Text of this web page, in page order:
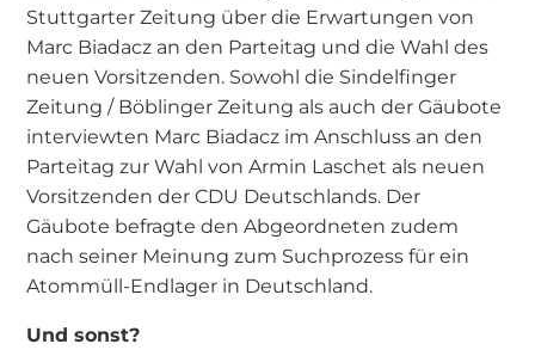
Stuttgarter Zeitung über die Erwartungen von
Marc Biadacz an den Parteitag und die Wahl des
neuen Vorsitzenden. Sowohl die Sindelfinger
Zeitung / Böblinger Zeitung als auch der Gäubote
interviewten Marc Biadacz im Anschluss an den
Parteitag zur Wahl von Armin Laschet als neuen
Vorsitzenden der CDU Deutschlands. Der
Gäubote befragte den Abgeordneten zudem
nach seiner Meinung zum Suchprozess für ein
Atommüll-Endlager in Deutschland.
Und sonst?